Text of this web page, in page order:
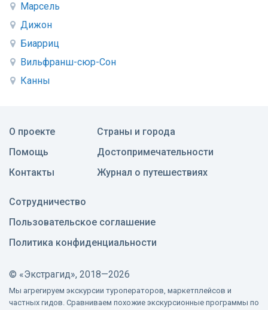
Марсель
Дижон
Биарриц
Вильфранш-сюр-Сон
Канны
О проекте
Помощь
Контакты
Страны и города
Достопримечательности
Журнал о путешествиях
Сотрудничество
Пользовательское соглашение
Политика конфиденциальности
© «Экстрагид», 2018—2026
Мы агрегируем экскурсии туроператоров, маркетплейсов и
частных гидов. Сравниваем похожие экскурсионные программы по